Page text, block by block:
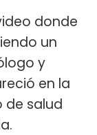
donde
un
y
en la
de salud